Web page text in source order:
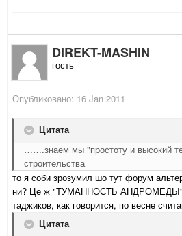
DIREKT-MASHIN
гость
Опубликовано: 16 Jan 2011
Цитата
…….знаем мы "простоту и высокий
строительства
то я соби зрозумил шо тут форум
ни? Це ж "ТУМАННОСТЬ АНДРОМЕДЫ".
таджиков, как говорится, по весне
Цитата